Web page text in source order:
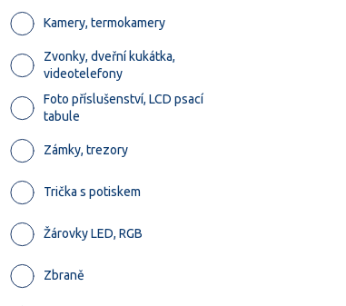
Kamery, termokamery
Zvonky, dveřní kukátka,
videotelefony
Foto příslušenství, LCD psací
tabule
Zámky, trezory
Trička s potiskem
Žárovky LED, RGB
Zbraně